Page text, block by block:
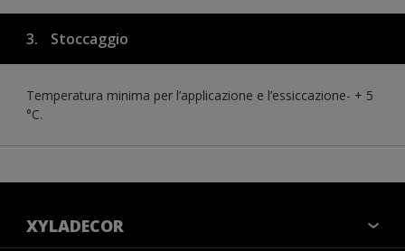
3. Stoccaggio
Temperatura minima per l’applicazione e l’essiccazione- + 5
°C.
XYLADECOR